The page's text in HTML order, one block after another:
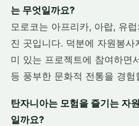
는 무엇일까요?
모로코는 아프리카, 아랍, 유
진 곳입니다. 덕분에 자원봉
미 있는 프로젝트에 참여하면
등 풍부한 문화적 전통을 경험
탄자니아는 모험을 즐기는 자
일까요?